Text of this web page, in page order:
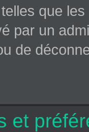
que
par un
de
et